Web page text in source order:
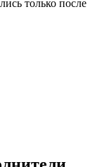
только после